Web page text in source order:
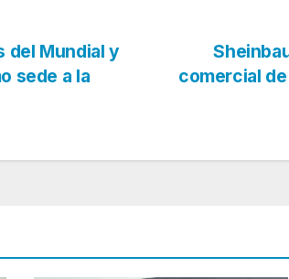
comercial de
del Mundial y
sede a la